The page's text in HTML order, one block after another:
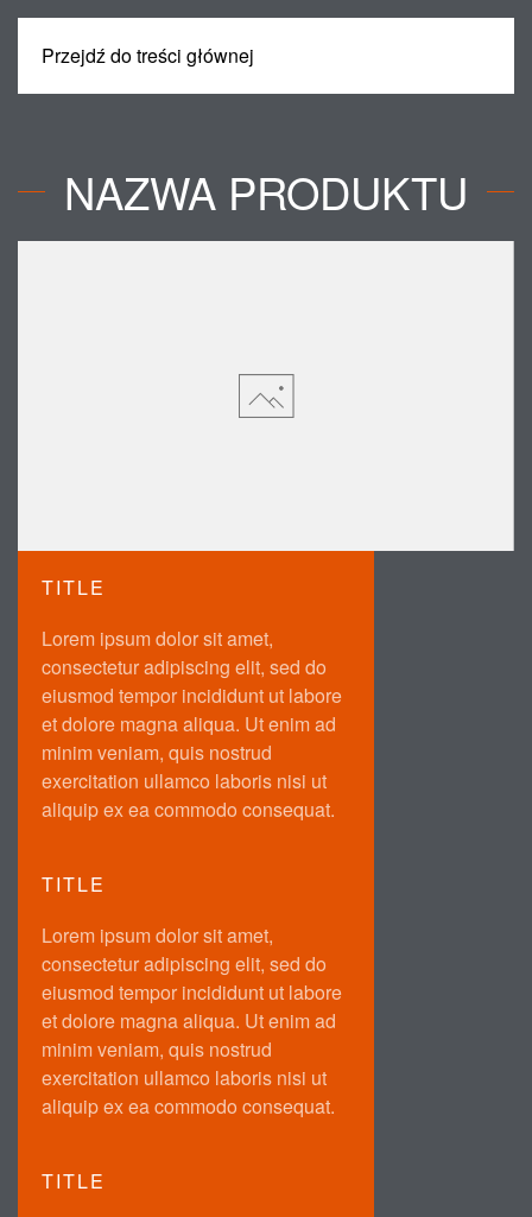
Przejdź do treści głównej
NAZWA PRODUKTU
TITLE
Lorem ipsum dolor sit amet,
consectetur adipiscing elit, sed do
eiusmod tempor incididunt ut labore
et dolore magna aliqua. Ut enim ad
minim veniam, quis nostrud
exercitation ullamco laboris nisi ut
aliquip ex ea commodo consequat.
TITLE
Lorem ipsum dolor sit amet,
consectetur adipiscing elit, sed do
eiusmod tempor incididunt ut labore
et dolore magna aliqua. Ut enim ad
minim veniam, quis nostrud
exercitation ullamco laboris nisi ut
aliquip ex ea commodo consequat.
TITLE